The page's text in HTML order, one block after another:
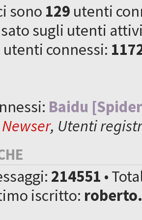
sono 129 utenti
sugli utenti
utenti connessi:
Baidu
Newser, Utenti
214551 •
iscritto: